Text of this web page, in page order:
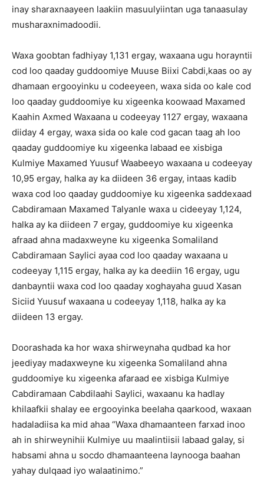
inay sharaxnaayeen laakiin masuulyiintan uga tanaasulay
musharaxnimadoodii.
Waxa goobtan fadhiyay 1,131 ergay, waxaana ugu horayntii
cod loo qaaday guddoomiye Muuse Biixi Cabdi,kaas oo ay
dhamaan ergooyinku u codeeyeen, waxa sida oo kale cod
loo qaaday guddoomiye ku xigeenka koowaad Maxamed
Kaahin Axmed Waxaana u codeeyay 1127 ergay, waxaana
diiday 4 ergay, waxa sida oo kale cod gacan taag ah loo
qaaday guddoomiye ku xigeenka labaad ee xisbiga
Kulmiye Maxamed Yuusuf Waabeeyo waxaana u codeeyay
10,95 ergay, halka ay ka diideen 36 ergay, intaas kadib
waxa cod loo qaaday guddoomiye ku xigeenka saddexaad
Cabdiramaan Maxamed Talyanle waxa u cideeyay 1,124,
halka ay ka diideen 7 ergay, guddoomiye ku xigeenka
afraad ahna madaxweyne ku xigeenka Somaliland
Cabdiramaan Saylici ayaa cod loo qaaday waxaana u
codeeyay 1,115 ergay, halka ay ka deediin 16 ergay, ugu
danbayntii waxa cod loo qaaday xoghayaha guud Xasan
Siciid Yuusuf waxaana u codeeyay 1,118, halka ay ka
diideen 13 ergay.
Doorashada ka hor waxa shirweynaha qudbad ka hor
jeediyay madaxweyne ku xigeenka Somaliland ahna
guddoomiye ku xigeenka afaraad ee xisbiga Kulmiye
Cabdiramaan Cabdilaahi Saylici, waxaanu ka hadlay
khilaafkii shalay ee ergooyinka beelaha qaarkood, waxaan
hadaladiisa ka mid ahaa “Waxa dhamaanteen farxad inoo
ah in shirweynihii Kulmiye uu maalintiisii labaad galay, si
habsami ahna u socdo dhamaanteena laynooga baahan
yahay dulqaad iyo walaatinimo.”